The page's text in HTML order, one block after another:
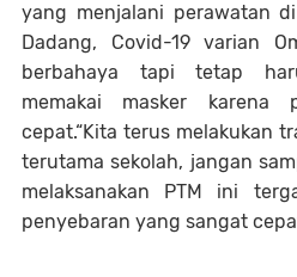
yang menjalani perawatan
Dadang, Covid-19 varian
berbahaya tapi tetap
memakai masker karena
cepat.“Kita terus melakukan
terutama sekolah, jangan
melaksanakan PTM ini
penyebaran yang sangat